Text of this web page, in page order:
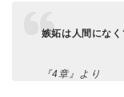
嫉妬は人間になく
『4章』より